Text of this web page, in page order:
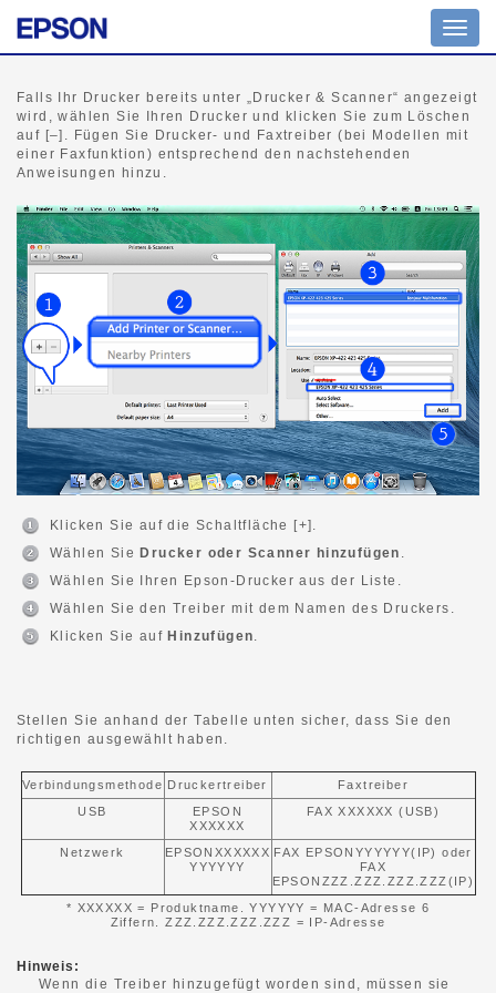
Falls Ihr Drucker bereits unter „Drucker & Scanner“ angezeigt
wird, wählen Sie Ihren Drucker und klicken Sie zum Löschen
auf [–]. Fügen Sie Drucker- und Faxtreiber (bei Modellen mit
einer Faxfunktion) entsprechend den nachstehenden
Anweisungen hinzu.
Klicken Sie auf die Schaltfläche [+].
Wählen SieDrucker oder Scanner hinzufügen
Wählen Sie Ihren Epson-Drucker aus der Liste.
Wählen Sie den Treiber mit dem Namen des Druckers.
Klicken Sie aufHinzufügen
Stellen Sie anhand der Tabelle unten sicher, dass Sie den
richtigen ausgewählt haben.
Verbindungsmethode Druckertreiber
Faxtreiber
USB
EPSON
XXXXXX
FAX XXXXXX (USB)
Netzwerk
EPSONXXXXXX
YYYYYY
FAX EPSONYYYYYY(IP) oder
FAX
EPSONZZZ.ZZZ.ZZZ.ZZZ(IP)
* XXXXXX = Produktname. YYYYYY = MAC-Adresse 6
Ziffern. ZZZ.ZZZ.ZZZ.ZZZ = IP-Adresse
Hinweis:
Wenn die Treiber hinzugefügt worden sind, müssen sie